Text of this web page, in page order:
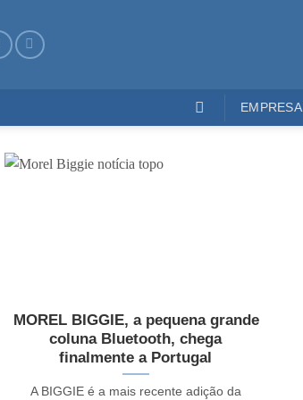
EMPRESA
MOREL BIGGIE, a pequena grande
coluna Bluetooth, chega
finalmente a Portugal
A BIGGIE é a mais recente adição da